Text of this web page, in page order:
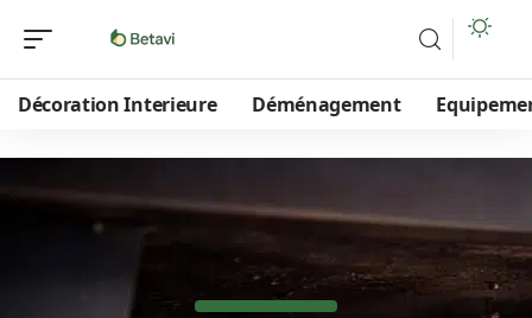
Décoration Interieure Déménagement